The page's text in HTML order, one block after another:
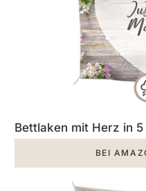
Bettlaken mit Herz in
BEI